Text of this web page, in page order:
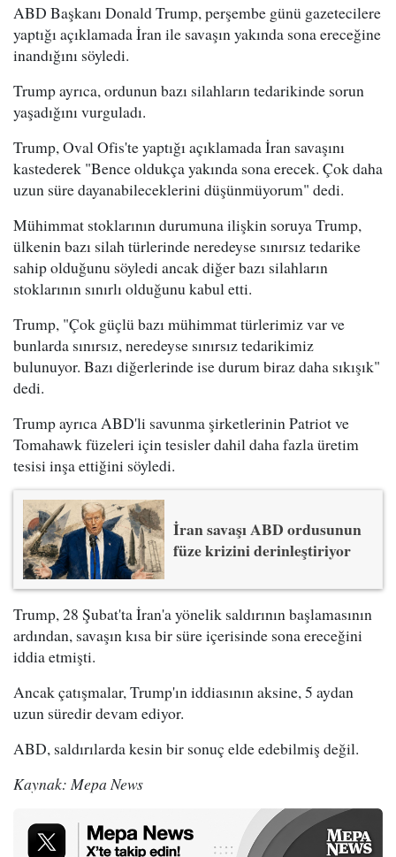
ABD Başkanı Donald Trump, perşembe günü gazetecilere
yaptığı açıklamada İran ile savaşın yakında sona ereceğine
inandığını söyledi.
Trump ayrıca, ordunun bazı silahların tedarikinde sorun
yaşadığını vurguladı.
Trump, Oval Ofis'te yaptığı açıklamada İran savaşını
kastederek "Bence oldukça yakında sona erecek. Çok daha
uzun süre dayanabileceklerini düşünmüyorum" dedi.
Mühimmat stoklarının durumuna ilişkin soruya Trump,
ülkenin bazı silah türlerinde neredeyse sınırsız tedarike
sahip olduğunu söyledi ancak diğer bazı silahların
stoklarının sınırlı olduğunu kabul etti.
Trump, "Çok güçlü bazı mühimmat türlerimiz var ve
bunlarda sınırsız, neredeyse sınırsız tedarikimiz
bulunuyor. Bazı diğerlerinde ise durum biraz daha sıkışık"
dedi.
Trump ayrıca ABD'li savunma şirketlerinin Patriot ve
Tomahawk füzeleri için tesisler dahil daha fazla üretim
tesisi inşa ettiğini söyledi.
İran savaşı ABD ordusunun
füze krizini derinleştiriyor
Trump, 28 Şubat'ta İran'a yönelik saldırının başlamasının
ardından, savaşın kısa bir süre içerisinde sona ereceğini
iddia etmişti.
Ancak çatışmalar, Trump'ın iddiasının aksine, 5 aydan
uzun süredir devam ediyor.
ABD, saldırılarda kesin bir sonuç elde edebilmiş değil.
Kaynak: Mepa News